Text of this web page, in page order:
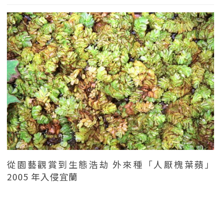
從園藝觀賞到生態浩劫 外來種「人厭槐葉蘋」
2005 年入侵宜蘭